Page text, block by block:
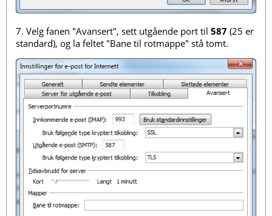
7. Velg fanen "Avansert", sett utgående port til 587 (25 er
standard), og la feltet "Bane til rotmappe" stå tomt.